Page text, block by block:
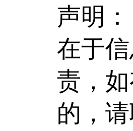
声明：
在于
责，
的，